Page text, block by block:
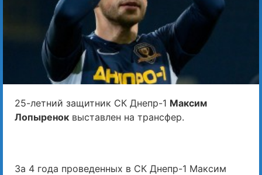
25-летний защитник СК Днепр-1 Максим
Лопыренок выставлен на трансфер.
За 4 года проведенных в СК Днепр-1 Максим